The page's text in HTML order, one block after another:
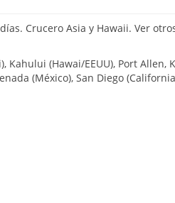
Crucero Asia y Hawaii. Ver
Kahului (Hawai/EEUU), Port Allen,
(México), San Diego